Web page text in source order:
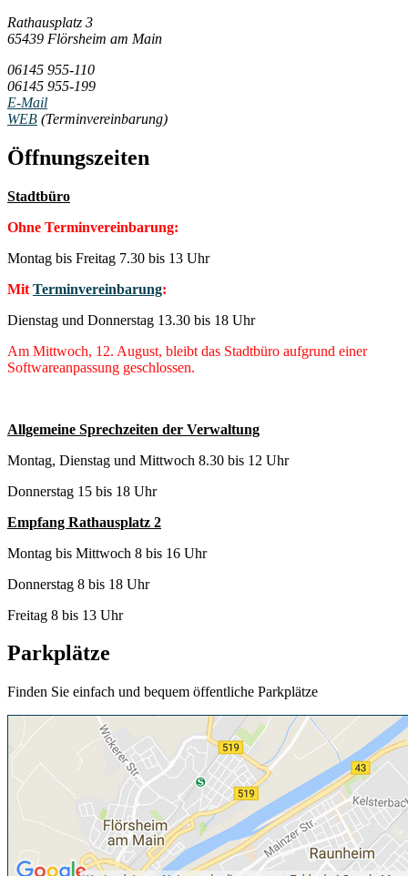
Rathausplatz 3
65439 Flörsheim am Main
06145 955-110
06145 955-199
E-Mail
WEB (Terminvereinbarung)
Öffnungszeiten
Stadtbüro
Ohne Terminvereinbarung:
Montag bis Freitag 7.30 bis 13 Uhr
Mit Terminvereinbarung:
Dienstag und Donnerstag 13.30 bis 18 Uhr
Am Mittwoch, 12. August, bleibt das Stadtbüro aufgrund einer
Softwareanpassung geschlossen.
Allgemeine Sprechzeiten der Verwaltung
Montag, Dienstag und Mittwoch 8.30 bis 12 Uhr
Donnerstag 15 bis 18 Uhr
Empfang Rathausplatz 2
Montag bis Mittwoch 8 bis 16 Uhr
Donnerstag 8 bis 18 Uhr
Freitag 8 bis 13 Uhr
Parkplätze
Finden Sie einfach und bequem öffentliche Parkplätze